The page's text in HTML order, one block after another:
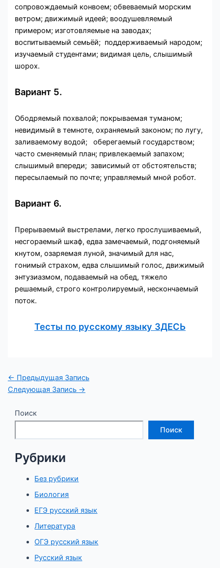
сопровождаемый конвоем; обвеваемый морским
ветром; движимый идеей; воодушевляемый
примером; изготовляемые на заводах;
воспитываемый семьёй; поддерживаемый народом;
изучаемый студентами; видимая цель, слышимый
шорох.
Вариант 5.
Ободряемый похвалой; покрываемая туманом;
невидимый в темноте, охраняемый законом; по лугу,
заливаемому водой; оберегаемый государством;
часто сменяемый план; привлекаемый запахом;
слышимый впереди; зависимый от обстоятельств;
пересылаемый по почте; управляемый мной робот.
Вариант 6.
Прерываемый выстрелами, легко прослушиваемый,
несгораемый шкаф, едва замечаемый, подгоняемый
кнутом, озаряемая луной, значимый для нас,
гонимый страхом, едва слышимый голос, движимый
энтузиазмом, подаваемый на обед, тяжело
решаемый, строго контролируемый, нескончаемый
поток.
Тесты по русскому языку ЗДЕСЬ
Навигация
по
← Предыдущая Запись
Следующая Запись →
Поиск
Поиск
Рубрики
Без рубрики
Биология
ЕГЭ русский язык
Литература
ОГЭ русский язык
Русский язык